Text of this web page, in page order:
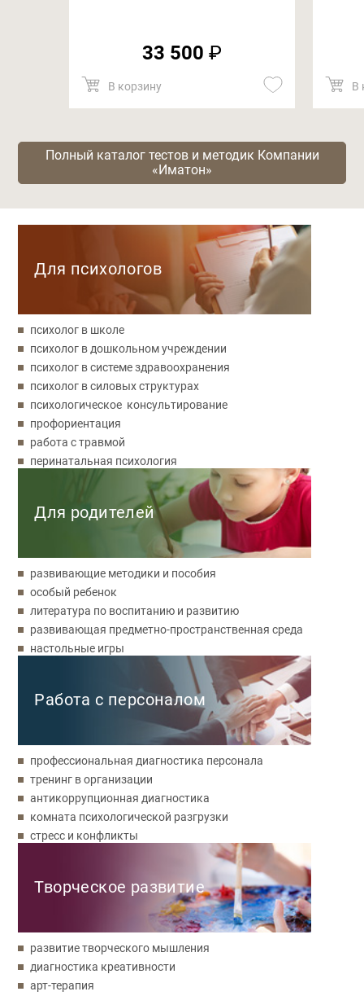
33 500 ₽
В корзину В
Полный каталог тестов и методик Компании
«Иматон»
Для психологов
психолог в школе
психолог в дошкольном учреждении
психолог в системе здравоохранения
психолог в силовых структурах
психологическое консультирование
профориентация
работа с травмой
перинатальная психология
Для родителей
развивающие методики и пособия
особый ребенок
литература по воспитанию и развитию
развивающая предметно-пространственная среда
настольные игры
Работа с персоналом
профессиональная диагностика персонала
тренинг в организации
антикоррупционная диагностика
комната психологической разгрузки
стресс и конфликты
Творческое развитие
развитие творческого мышления
диагностика креативности
арт-терапия